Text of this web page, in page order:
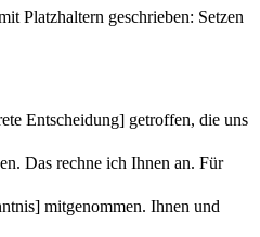
Platzhaltern geschrieben: Setzen
Entscheidung] getroffen, die uns
Das rechne ich Ihnen an. Für
mitgenommen. Ihnen und